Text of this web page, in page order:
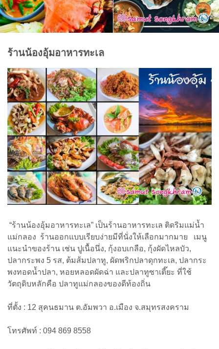
ร้านน้องอุ้มอาหารทะเล
“ร้านน้องอุ้มอาหารทะเล” เป็นร้านอาหารทะเล ติดริมแม่น้ำ
แม่กลอง ร้านออกแบบเรียบง่ายมีที่นั่งให้เลือกมากมาย เมนู
แนะนำของร้าน เช่น ปูเนื้อนึ่ง, กุ้งอบเกลือ, กุ้งผัดไหลบัว,
ปลากระพง 5 รส, ต้มส้มปลาทู, ผัดพริกปลาดุกทะเล, ปลากระ
พงทอดน้ำปลา, หอยหลอดผัดฉ่า และปลาทูซาเตี๊ยะ ที่ใช้
วัตถุดิบหลักคือ ปลาทูแม่กลองของดีท้องถิ่น
ที่ตั้ง : 12 สุคนธมาน ต.อัมพวา อ.เมือง จ.สมุทรสงคราม
โทรศัพท์ : 094 869 8558